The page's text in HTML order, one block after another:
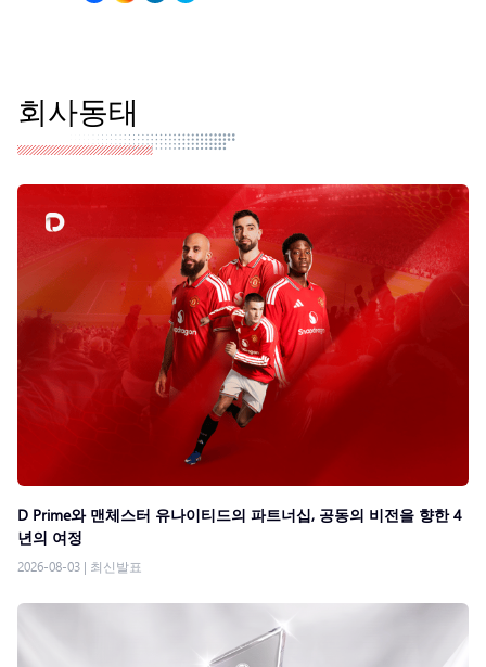
회사동태
D Prime와 맨체스터 유나이티드의 파트너십, 공동의 비전을 향한 4
년의 여정
2026-08-03 | 최신발표